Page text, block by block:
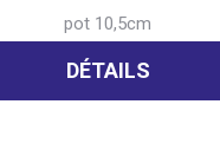
pot 10,5cm
DÉTAILS